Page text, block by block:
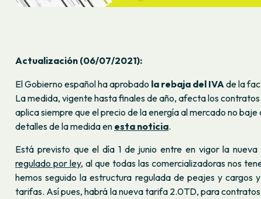
Actualización (06/07/2021):
El Gobierno español ha aprobado la rebaja del IVA de la
La medida, vigente hasta finales de año, afecta los
aplica siempre que el precio de la energía al mercado no
detalles de la medida en esta noticia.
Está previsto que el día 1 de junio entre en vigor la
regulado por ley, al que todas las comercializadoras nos
hemos seguido la estructura regulada de peajes y cargos
tarifas. Así pues, habrá la nueva tarifa 2.0TD, para